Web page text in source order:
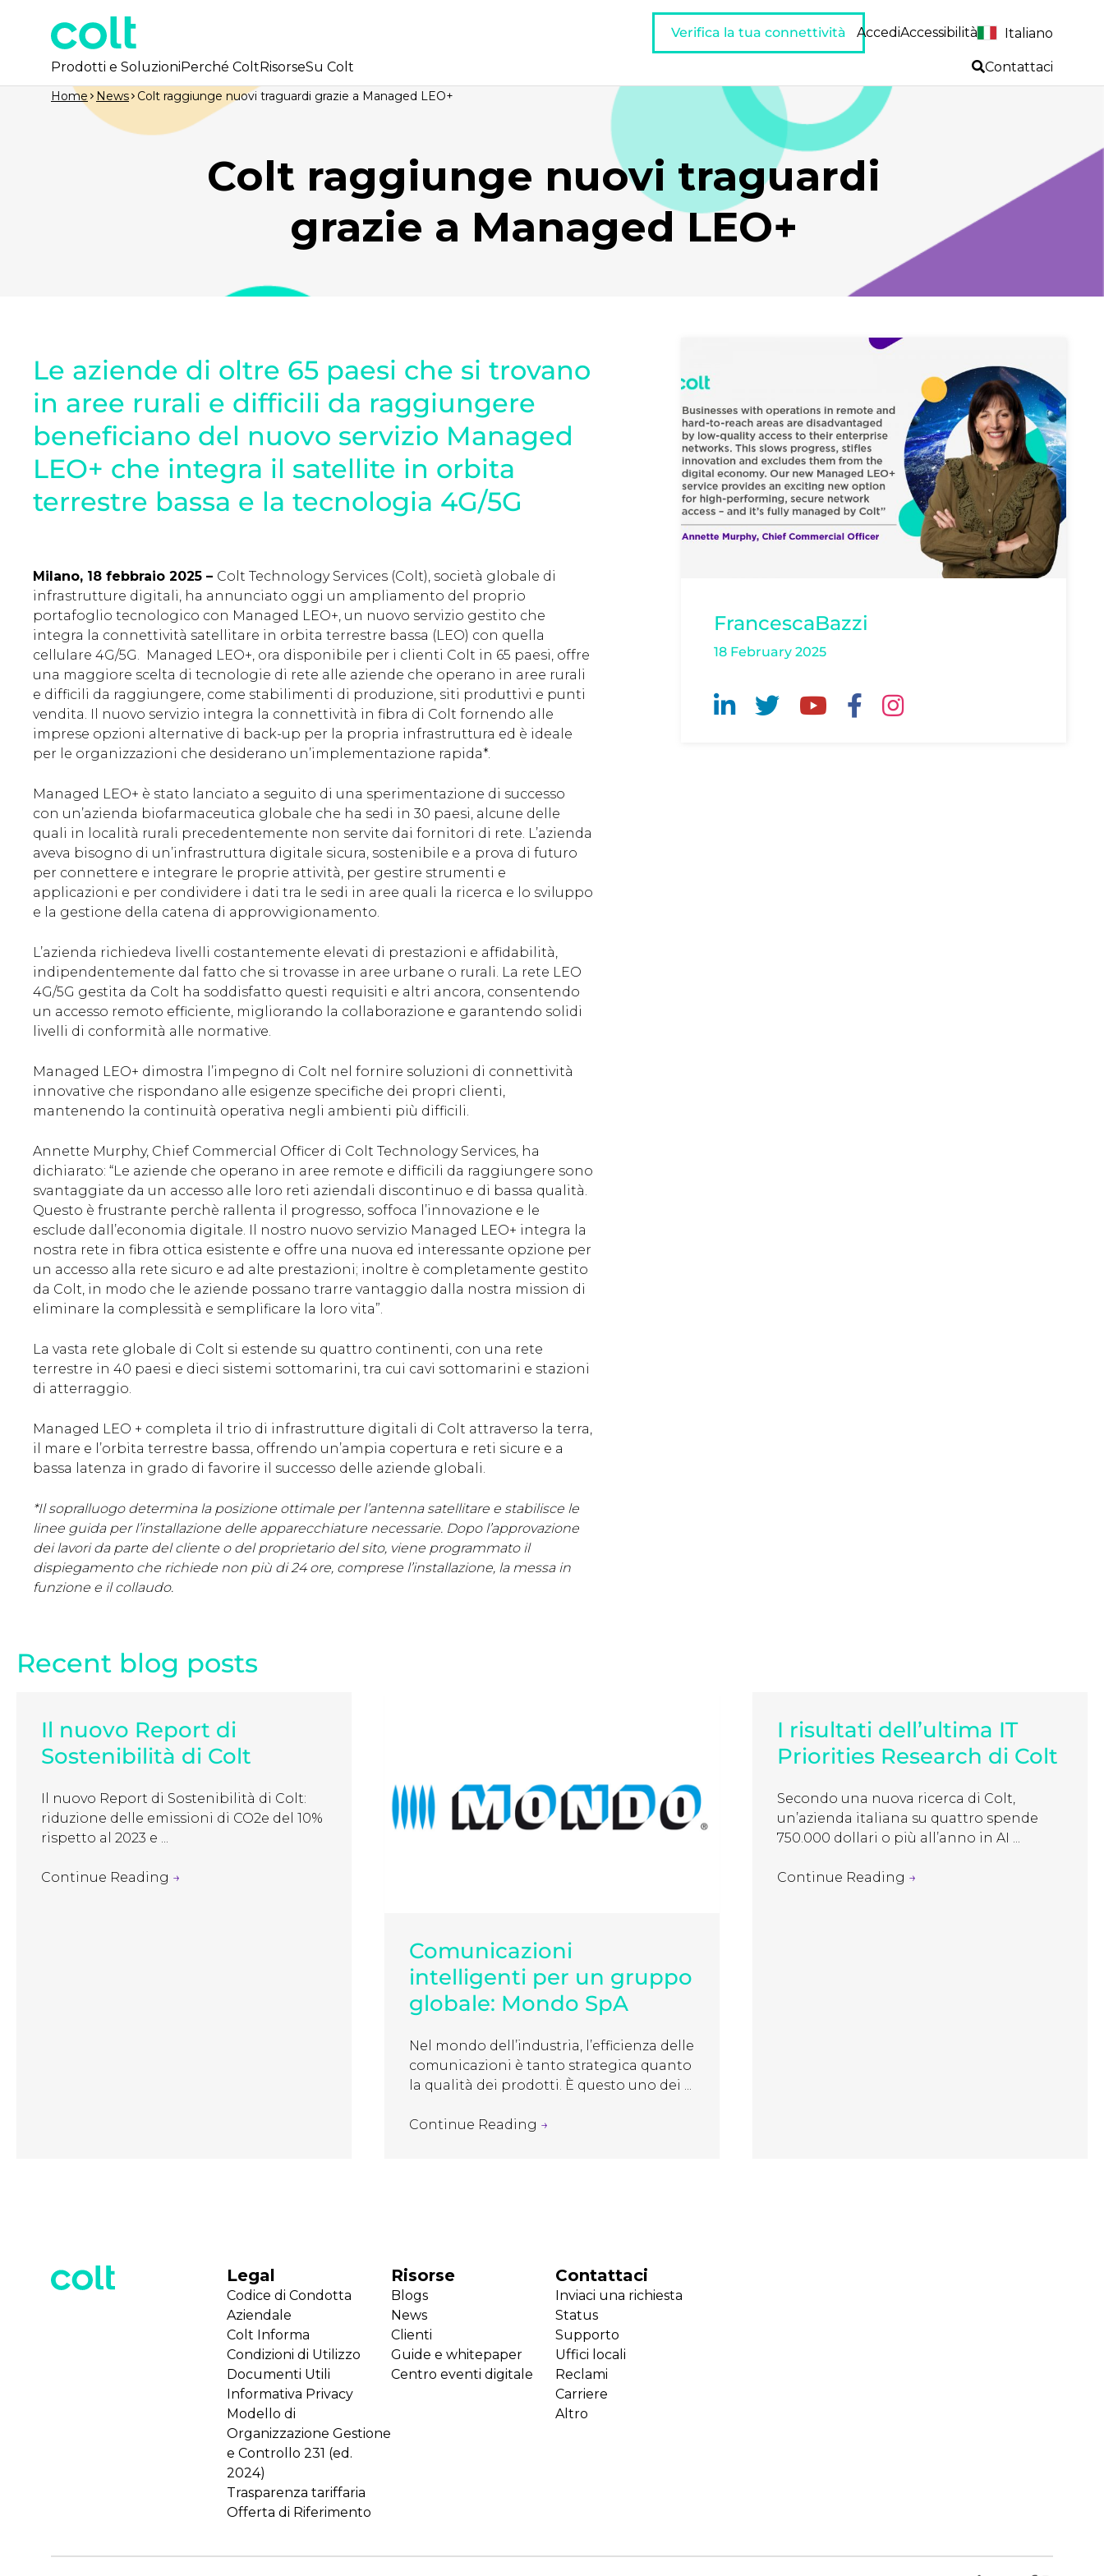
Prodotti e SoluzioniPerché ColtRisorseSu Colt
Verifica la tua connettività AccediAccessibilità Italiano
Contattaci
Colt raggiunge nuovi traguardi
grazie a Managed LEO+
Home News Colt raggiunge nuovi traguardi grazie a Managed LEO+
Le aziende di oltre 65 paesi che si trovano
in aree rurali e difficili da raggiungere
beneficiano del nuovo servizio Managed
LEO+ che integra il satellite in orbita
terrestre bassa e la tecnologia 4G/5G
Milano, 18 febbraio 2025 – Colt Technology Services (Colt), società globale di
infrastrutture digitali, ha annunciato oggi un ampliamento del proprio
portafoglio tecnologico con Managed LEO+, un nuovo servizio gestito che
integra la connettività satellitare in orbita terrestre bassa (LEO) con quella
cellulare 4G/5G. Managed LEO+, ora disponibile per i clienti Colt in 65 paesi, offre
una maggiore scelta di tecnologie di rete alle aziende che operano in aree rurali
e difficili da raggiungere, come stabilimenti di produzione, siti produttivi e punti
vendita. Il nuovo servizio integra la connettività in fibra di Colt fornendo alle
imprese opzioni alternative di back-up per la propria infrastruttura ed è ideale
per le organizzazioni che desiderano un’implementazione rapida*.
Managed LEO+ è stato lanciato a seguito di una sperimentazione di successo
con un’azienda biofarmaceutica globale che ha sedi in 30 paesi, alcune delle
quali in località rurali precedentemente non servite dai fornitori di rete. L’azienda
aveva bisogno di un’infrastruttura digitale sicura, sostenibile e a prova di futuro
per connettere e integrare le proprie attività, per gestire strumenti e
applicazioni e per condividere i dati tra le sedi in aree quali la ricerca e lo sviluppo
e la gestione della catena di approvvigionamento.
L’azienda richiedeva livelli costantemente elevati di prestazioni e affidabilità,
indipendentemente dal fatto che si trovasse in aree urbane o rurali. La rete LEO
4G/5G gestita da Colt ha soddisfatto questi requisiti e altri ancora, consentendo
un accesso remoto efficiente, migliorando la collaborazione e garantendo solidi
livelli di conformità alle normative.
Managed LEO+ dimostra l’impegno di Colt nel fornire soluzioni di connettività
innovative che rispondano alle esigenze specifiche dei propri clienti,
mantenendo la continuità operativa negli ambienti più difficili.
Annette Murphy, Chief Commercial Officer di Colt Technology Services, ha
dichiarato: “Le aziende che operano in aree remote e difficili da raggiungere sono
svantaggiate da un accesso alle loro reti aziendali discontinuo e di bassa qualità.
Questo è frustrante perchè rallenta il progresso, soffoca l’innovazione e le
esclude dall’economia digitale. Il nostro nuovo servizio Managed LEO+ integra la
nostra rete in fibra ottica esistente e offre una nuova ed interessante opzione per
un accesso alla rete sicuro e ad alte prestazioni; inoltre è completamente gestito
da Colt, in modo che le aziende possano trarre vantaggio dalla nostra mission di
eliminare la complessità e semplificare la loro vita”.
La vasta rete globale di Colt si estende su quattro continenti, con una rete
terrestre in 40 paesi e dieci sistemi sottomarini, tra cui cavi sottomarini e stazioni
di atterraggio.
Managed LEO + completa il trio di infrastrutture digitali di Colt attraverso la terra,
il mare e l’orbita terrestre bassa, offrendo un’ampia copertura e reti sicure e a
bassa latenza in grado di favorire il successo delle aziende globali.
*Il sopralluogo determina la posizione ottimale per l’antenna satellitare e stabilisce le
linee guida per l’installazione delle apparecchiature necessarie. Dopo l’approvazione
dei lavori da parte del cliente o del proprietario del sito, viene programmato il
dispiegamento che richiede non più di 24 ore, comprese l’installazione, la messa in
funzione e il collaudo.
FrancescaBazzi
18 February 2025
Recent blog posts
Il nuovo Report di
Sostenibilità di Colt
Il nuovo Report di Sostenibilità di Colt:
riduzione delle emissioni di CO2e del 10%
rispetto al 2023 e ...
Continue Reading →
Comunicazioni
intelligenti per un gruppo
globale: Mondo SpA
Nel mondo dell’industria, l’efficienza delle
comunicazioni è tanto strategica quanto
la qualità dei prodotti. È questo uno dei ...
Continue Reading →
I risultati dell’ultima IT
Priorities Research di Colt
Secondo una nuova ricerca di Colt,
un’azienda italiana su quattro spende
750.000 dollari o più all’anno in AI ...
Continue Reading →
Legal
Codice di Condotta
Aziendale
Colt Informa
Condizioni di Utilizzo
Documenti Utili
Informativa Privacy
Modello di
Organizzazione Gestione
e Controllo 231 (ed.
2024)
Trasparenza tariffaria
Offerta di Riferimento
Risorse
Blogs
News
Clienti
Guide e whitepaper
Centro eventi digitale
Contattaci
Inviaci una richiesta
Status
Supporto
Uffici locali
Reclami
Carriere
Altro